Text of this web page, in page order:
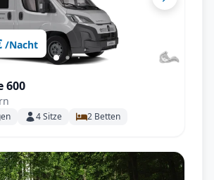
/Nacht
600
4Sitze 2 Betten